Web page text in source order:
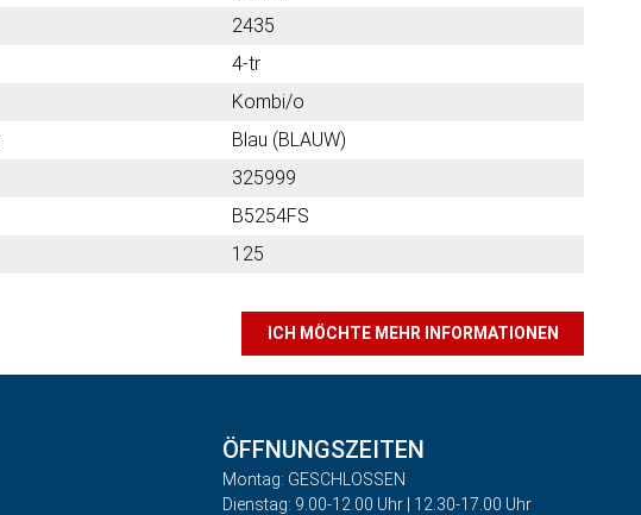
2435
4-tr
Kombi/o
Blau (BLAUW)
325999
B5254FS
125
ICH MÖCHTE MEHR INFORMATIONEN
ÖFFNUNGSZEITEN
Montag: GESCHLOSSEN
Dienstag: 9.00-12.00 Uhr | 12.30-17.00 Uhr